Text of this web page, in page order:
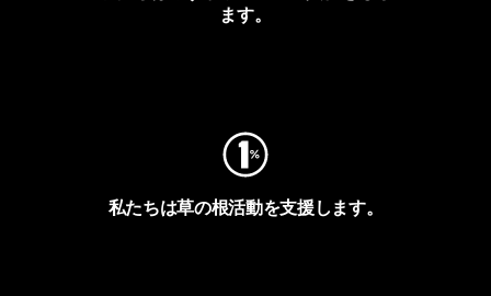
ます。
私たちは草の根活動を支援します。